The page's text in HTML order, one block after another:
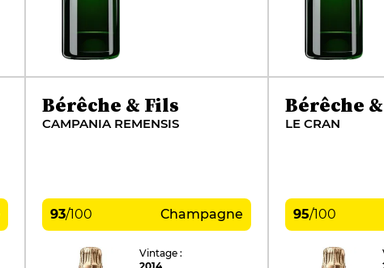
Bérêche & Fils
CAMPANIA REMENSIS
93/100 Champagne
Vintage :
Bérêche
LE CRAN
95/100